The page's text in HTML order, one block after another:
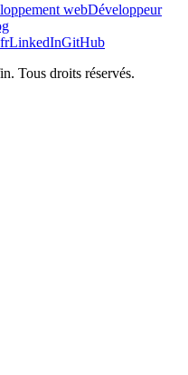
webDéveloppeur
LinkedInGitHub
Tous droits réservés.